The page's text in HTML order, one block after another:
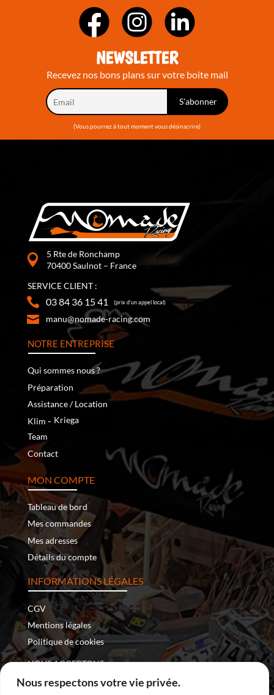
Nous respectons votre vie privée.
NEWSLETTER
Recevez nos bons plans sur votre boite mail
(Vous pourrez à tout moment vous désinscrire)
5 Rte de Ronchamp
70400 Saulnot – France
SERVICE CLIENT :
03 84 36 15 41 (prix d’un appel local)
manu@nomade-racing.com
NOTRE ENTREPRISE
Qui sommes nous ?
Préparation
Assistance / Location
Klim ‐ Kriega
Team
Contact
MON COMPTE
Tableau de bord
Mes commandes
Mes adresses
Détails du compte
INFORMATIONS LÉGALES
CGV
Mentions légales
Politique de cookies
NOUS ACCEPTONS :